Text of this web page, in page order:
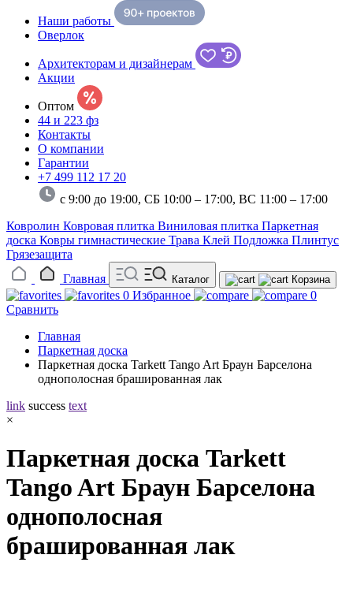
Наши работы
Оверлок
Архитекторам и дизайнерам
Акции
Оптом
44 и 223 фз
Контакты
О компании
Гарантии
+7 499 112 17 20
с 9:00 до 19:00, СБ 10:00 – 17:00, ВС 11:00 – 17:00
Ковролин Ковровая плитка Виниловая плитка Паркетная
доска Ковры гимнастические Трава Клей Подложка Плинтус
Грязезащита
Главная
Каталог Корзина
0 Избранное
0
Сравнить
Главная
Паркетная доска
Паркетная доска Tarkett Tango Art Браун Барселона
однополосная брашированная лак
link success text
×
Паркетная доска Tarkett
Tango Art Браун Барселона
однополосная
брашированная лак